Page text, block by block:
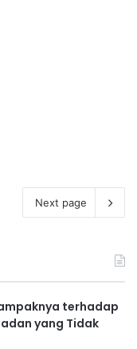
Next page
terhadap
yang Tidak